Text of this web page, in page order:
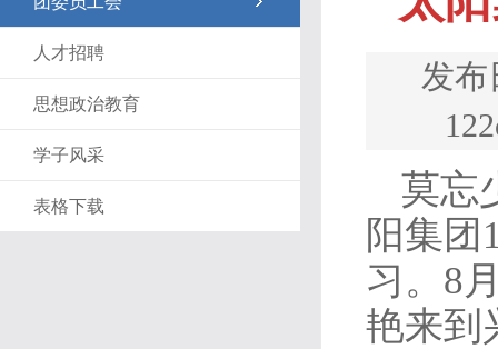
人才招聘
思想政治教育
学子风采
表格下载
发
莫忘
阳集团
习。8
艳来到